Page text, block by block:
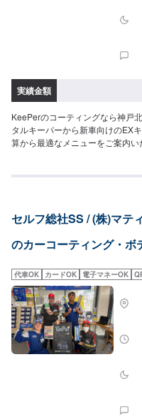
（施工時間：6〜12時間、耐久
137,900円※鏡面研磨は別途料金(
テナンスで5年)）超強力な防汚能
くくなるSS：75,800円S：
ールプロテクト】（施工時間：1
守ります5,400円【モールクリー
白いシミを除去してその後シミ
線から無塗装の樹脂パーツを守
ダCRV/シビック三菱エクリプス
60/MX-30スバルXV/WRXS4スズ
Q7フォルクスワーゲンティグア
GLB、GLCボルボXC60プジョー
さい＞＞
実績金額
KeePerのコーティングなら神戸
タルキーパーから新車向けのEX
算から最適なメニューをご案内
ー】＜クリスタルキーパー（作
28,400円（LLサイズ）32,900円
時間：2時間）＞汚れの密着を
青空駐車でも綺麗を保つ！ノーメ
（Lサイズ）38,400円（LLサイズ
ーパー（作業時間：3〜8時間）
色をより濃く透明な艶を加える！
耐久）⚪︎施工価格（車サイズ）
60,400円（Mサイズ）64,400円
（XLサイズ）▶︎プレミアム仕様（
ズ）74,600円（SSサイズ）
ルダイヤモンドキーパー（作業
79,900円（Sサイズ）87,600円
セルフ総社SS / (株)マテ
のカーコーティング・ボ
代車OK カードOK 電子マネーOK